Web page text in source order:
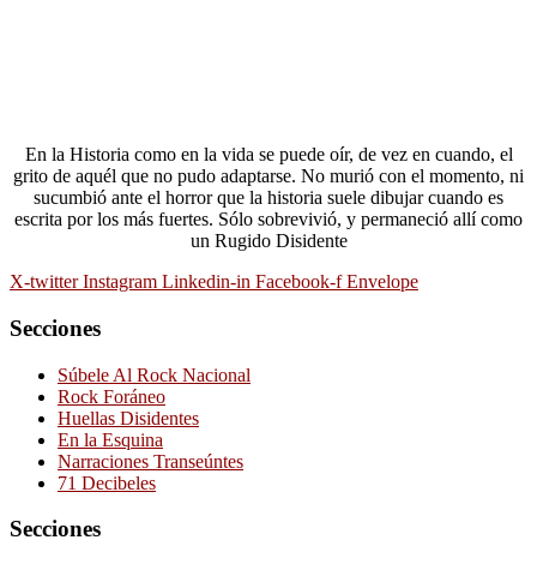
En la Historia como en la vida se puede oír, de vez en cuando, el
grito de aquél que no pudo adaptarse. No murió con el momento, ni
sucumbió ante el horror que la historia suele dibujar cuando es
escrita por los más fuertes. Sólo sobrevivió, y permaneció allí como
un Rugido Disidente
X-twitter Instagram Linkedin-in Facebook-f Envelope
Secciones
Súbele Al Rock Nacional
Rock Foráneo
Huellas Disidentes
En la Esquina
Narraciones Transeúntes
71 Decibeles
Secciones